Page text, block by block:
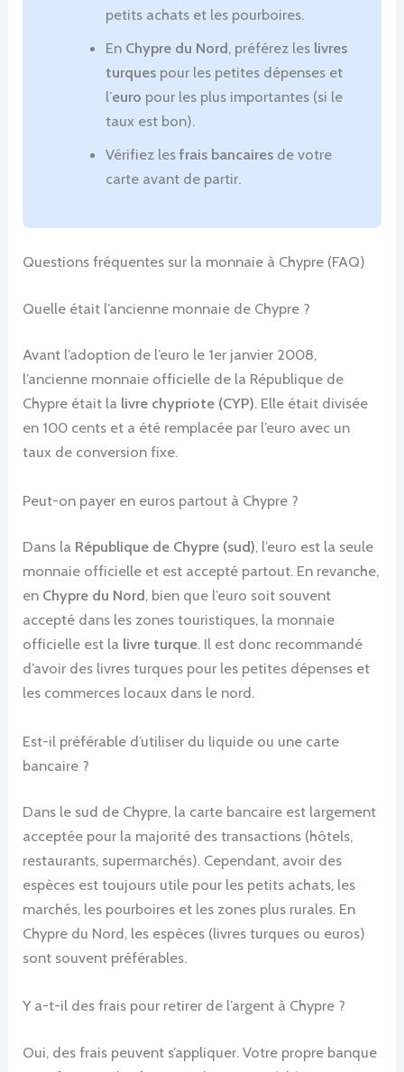
petits achats et les pourboires.
En Chypre du Nord, préférez les livres
turques pour les petites dépenses et
l’euro pour les plus importantes (si le
taux est bon).
Vérifiez lesfrais bancaires de votre
carte avant de partir.
Questions fréquentes sur la monnaie à Chypre (FAQ)
Quelle était l’ancienne monnaie de Chypre ?
Avant l’adoption de l’euro le 1er janvier 2008,
l’ancienne monnaie officielle de la République de
Chypre était la livre chypriote (CYP). Elle était divisée
en 100 cents et a été remplacée par l’euro avec un
taux de conversion fixe.
Peut-on payer en euros partout à Chypre ?
Dans la République de Chypre (sud), l’euro est la seule
monnaie officielle et est accepté partout. En revanche,
en Chypre du Nord, bien que l’euro soit souvent
accepté dans les zones touristiques, la monnaie
officielle est la livre turque. Il est donc recommandé
d’avoir des livres turques pour les petites dépenses et
les commerces locaux dans le nord.
Est-il préférable d’utiliser du liquide ou une carte
bancaire ?
Dans le sud de Chypre, la carte bancaire est largement
acceptée pour la majorité des transactions (hôtels,
restaurants, supermarchés). Cependant, avoir des
espèces est toujours utile pour les petits achats, les
marchés, les pourboires et les zones plus rurales. En
Chypre du Nord, les espèces (livres turques ou euros)
sont souvent préférables.
Y a-t-il des frais pour retirer de l’argent à Chypre ?
Oui, des frais peuvent s’appliquer. Votre propre banque